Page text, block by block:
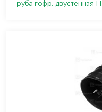
Труба гофр. двустенная